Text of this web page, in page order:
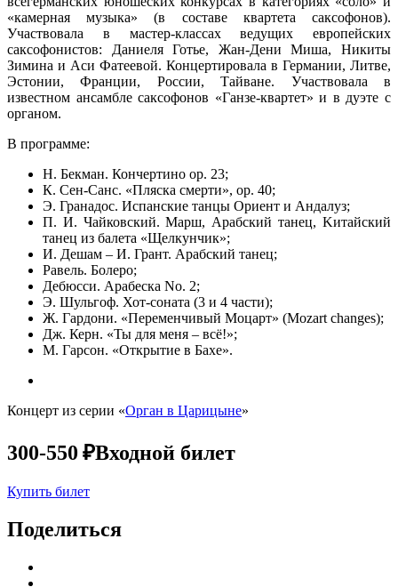
«камерная музыка» (в составе квартета саксофонов).
Участвовала в мастер-классах ведущих европейских
саксофонистов: Даниеля Готье, Жан-Дени Миша, Никиты
Зимина и Аси Фатеевой. Концертировала в Германии, Литве,
Эстонии, Франции, России, Тайване. Участвовала в
известном ансамбле саксофонов «Ганзе-квартет» и в дуэте с
органом.
В программе:
Н. Бекман. Кончертино op. 23;
К. Сен-Санс. «Пляска смерти», оp. 40;
Э. Гранадос. Испанские танцы Ориент и Андалуз;
П. И. Чайковский. Марш, Арабский танец, Kитайский
танец из балета «Щелкунчик»;
И. Дешам – И. Грант. Арабский танец;
Равель. Болеро;
Дебюсси. Арабеска No. 2;
Э. Шульгоф. Хот-соната (3 и 4 части);
Ж. Гардони. «Переменчивый Моцарт» (Mozart changes);
Дж. Керн. «Ты для меня – всё!»;
М. Гарсон. «Открытие в Бахе».
Концерт из серии «Орган в Царицыне»
300-550 ₽Входной билет
Купить билет
Поделиться